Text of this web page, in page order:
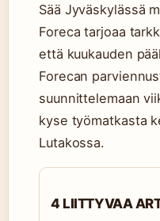
Sää Jyväskylässä
Foreca tarjoaa
että kuukauden
Forecan
suunnittelemaan
kyse työmatkasta
Lutakossa.
4 LIITTYVAA